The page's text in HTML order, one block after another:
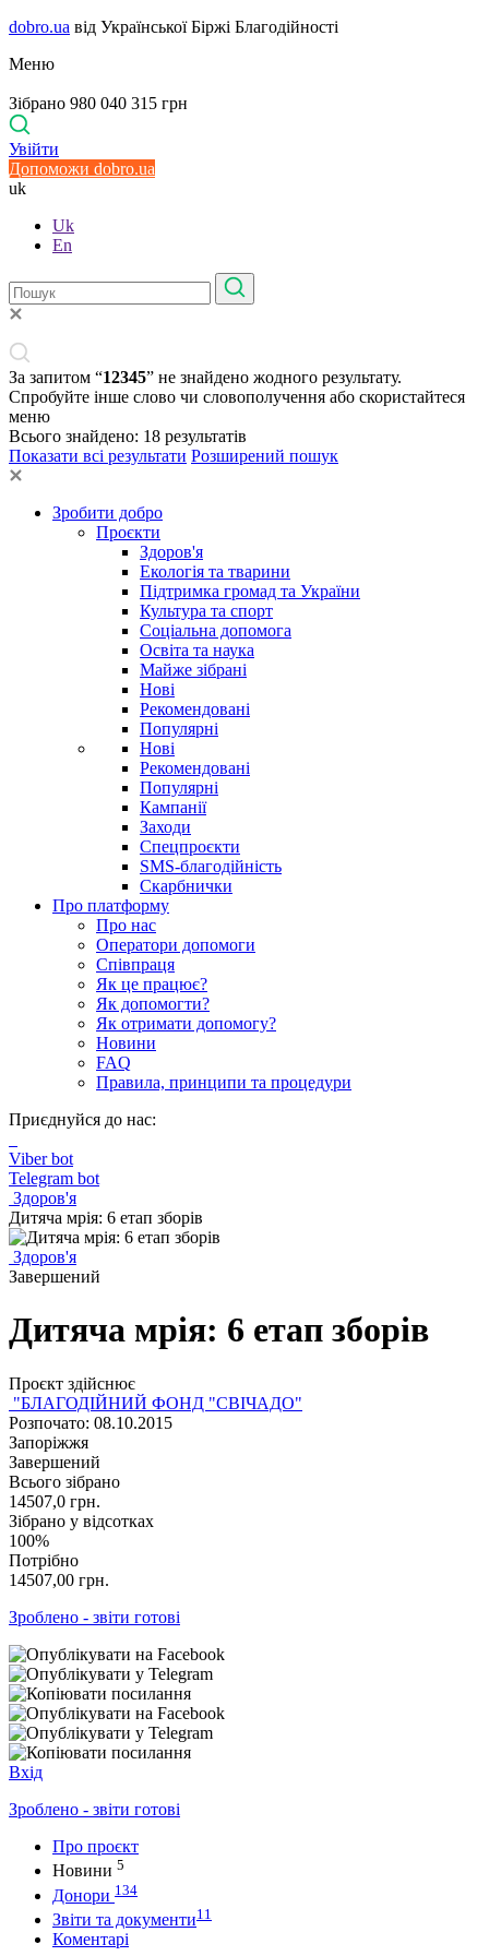
dobro.ua від Української Біржі Благодійності
Меню
Зібрано 980 040 315 грн
Увійти
Допоможи dobro.ua
uk
Uk
En
За запитом “12345” не знайдено жодного результату.
Спробуйте інше слово чи словополучення або скористайтеся
меню
Всього знайдено: 18 результатів
Показати всі результати Розширений пошук
Зробити добро
Проєкти
Здоров'я
Екологія та тварини
Підтримка громад та України
Культура та спорт
Соціальна допомога
Освіта та наука
Майже зібрані
Нові
Рекомендовані
Популярні
Нові
Рекомендовані
Популярні
Кампанії
Заходи
Спецпроєкти
SMS-благодійність
Скарбнички
Про платформу
Про нас
Оператори допомоги
Співпраця
Як це працює?
Як допомогти?
Як отримати допомогу?
Новини
FAQ
Правила, принципи та процедури
Приєднуйся до нас:
Viber bot
Telegram bot
Здоров'я
Дитяча мрія: 6 етап зборів
Здоров'я
Завершений
Дитяча мрія: 6 етап зборів
Проєкт здійснює
"БЛАГОДІЙНИЙ ФОНД "СВІЧАДО"
Розпочато: 08.10.2015
Запоріжжя
Завершений
Всього зібрано
14507,0 грн.
Зібрано у відсотках
100%
Потрібно
14507,00 грн.
Зроблено - звіти готові
Вхід
Зроблено - звіти готові
Про проєкт
Новини 5
Донори 134
Звіти та документи11
Коментарі